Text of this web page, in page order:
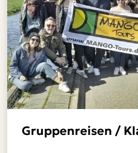
Gruppenreisen /